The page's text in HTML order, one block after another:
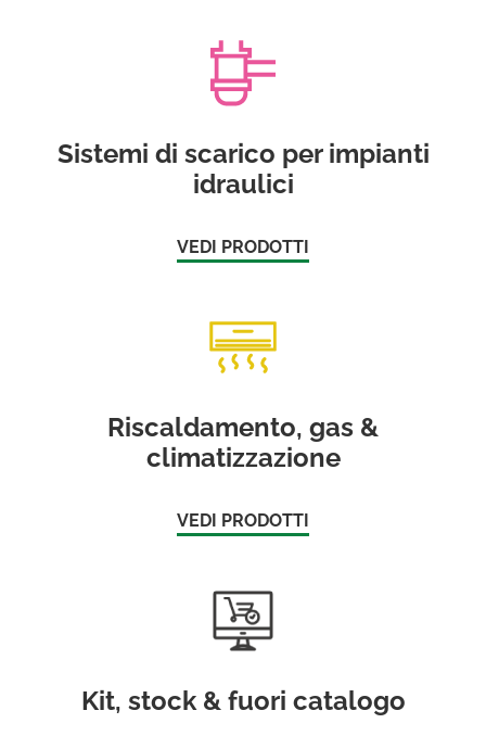
Sistemi di scarico per impianti
idraulici
VEDI PRODOTTI
Riscaldamento, gas &
climatizzazione
VEDI PRODOTTI
Kit, stock & fuori catalogo